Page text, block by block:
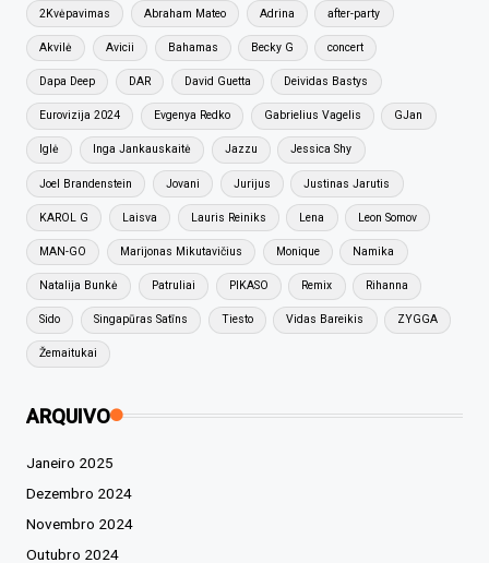
2Kvėpavimas Abraham Mateo Adrina after-party
Akvilė Avicii Bahamas Becky G concert
Dapa Deep DAR David Guetta Deividas Bastys
Eurovizija 2024 Evgenya Redko Gabrielius Vagelis GJan
Iglė Inga Jankauskaitė Jazzu Jessica Shy
Joel Brandenstein Jovani Jurijus Justinas Jarutis
KAROL G Laisva Lauris Reiniks Lena Leon Somov
MAN-GO Marijonas Mikutavičius Monique Namika
Natalija Bunkė Patruliai PIKASO Remix Rihanna
Sido Singapūras Satīns Tiesto Vidas Bareikis ZYGGA
Žemaitukai
ARQUIVO
Janeiro 2025
Dezembro 2024
Novembro 2024
Outubro 2024